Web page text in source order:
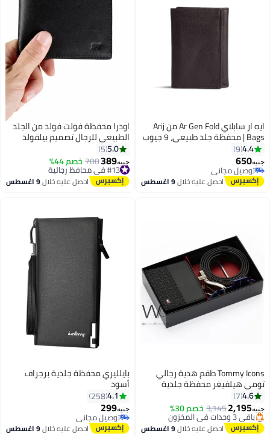
3
ايه ار سابلاي Ar Gen Fold من Arij
Bags | محفظة جلد طبيعي، 9 جيوب
للكروت، نافذة شفافة لبطاقة
الهوية، قسمين منفصلين للنقود،
تصميم نحيف (أسود)
4.4
9
جنيه650
توصيل مجاني
توصيل مجانياحصل عليه خلال9 اغسطس
اودرا محفظة فولت فولد من الجلد
الطبيعي للرجال تصميم بيلفولد
بسعة كبيرة أسود
5.0
5
جنيه389
700 خصم 44% #13 في محافظ رجالية
توصيل مجاني
#13 في محافظ رجالية احصل عليه خلال9 اغسطس
Tommy Icons طقم هدية رجالي
تومي هيلفيغر محفظة جلدية
وحزام أسود / بني - أسود
4.6
7
جنيه2,195
3,145خصم 30%
#7 في محافظ رجالية
توصيل مجانياحصل عليه خلال9 اغسطس
بايلليري محفظة جلدية برجراف
أسود
4.1
258
جنيه299
توصيل مجاني
توصيل مجانياحصل عليه خلال9 اغسطس